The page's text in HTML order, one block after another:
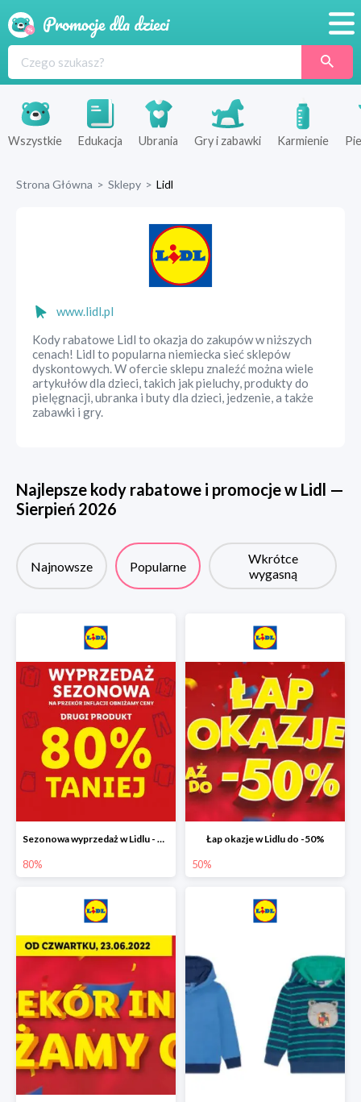
Produkty
Sklepy
Wszystkie Edukacja Ubrania Gry i zabawki Karmienie
Strona Główna > Sklepy > Lidl
www.lidl.pl
Kody rabatowe Lidl to okazja do zakupów w niższych
cenach! Lidl to popularna niemiecka sieć sklepów
dyskontowych. W ofercie sklepu znaleźć można wiele
artykułów dla dzieci, takich jak pieluchy, produkty do
pielęgnacji, ubranka i buty dla dzieci, jedzenie, a także
zabawki i gry.
Najlepsze kody rabatowe i promocje w Lidl —
Sierpień 2026
Najnowsze Popularne
Wkrótce
wygasną
Sezonowa wyprzedaż w Lidlu - drugi produkt -80%
80%
Łap okazje w Lidlu do -50%
50%